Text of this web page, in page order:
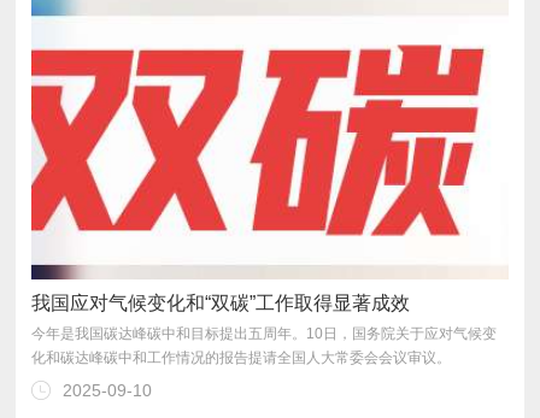
我国应对气候变化和“双碳”工作取得显著成效
化和碳达峰碳中和工作情况的报告提请全国人大常委会会议审议。
2025-09-10